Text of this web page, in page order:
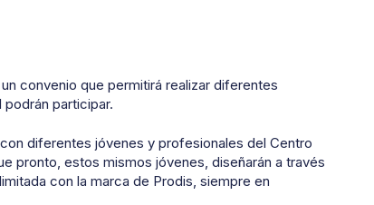
convenio que permitirá realizar diferentes
participar.
diferentes jóvenes y profesionales del Centro
pronto, estos mismos jóvenes, diseñarán a través
con la marca de Prodis, siempre en